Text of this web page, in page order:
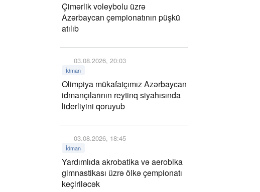
Çimərlik voleybolu üzrə
Azərbaycan çempionatının püşkü
atılıb
03.08.2026, 20:03
İdman
Olimpiya mükafatçımız Azərbaycan
idmançılarının reytinq siyahısında
liderliyini qoruyub
03.08.2026, 18:45
İdman
Yardımlıda akrobatika və aerobika
gimnastikası üzrə ölkə çempionatı
keçiriləcək